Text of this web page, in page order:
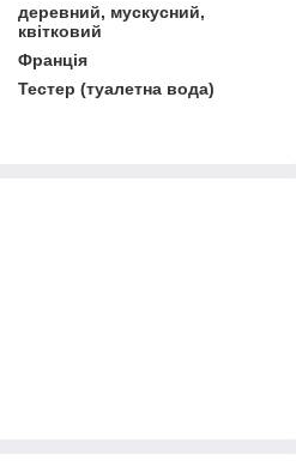
деревний, мускусний,
квітковий
Франція
Тестер (туалетна вода)